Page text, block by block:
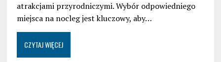
atrakcjami przyrodniczymi. Wybór odpowiedniego
miejsca na nocleg jest kluczowy, aby…
CZYTAJ WIĘCEJ